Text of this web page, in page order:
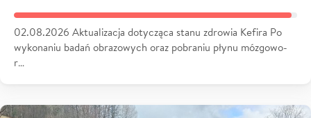
02.08.2026 Aktualizacja dotycząca stanu zdrowia Kefira Po
wykonaniu badań obrazowych oraz pobraniu płynu mózgowo-
r…